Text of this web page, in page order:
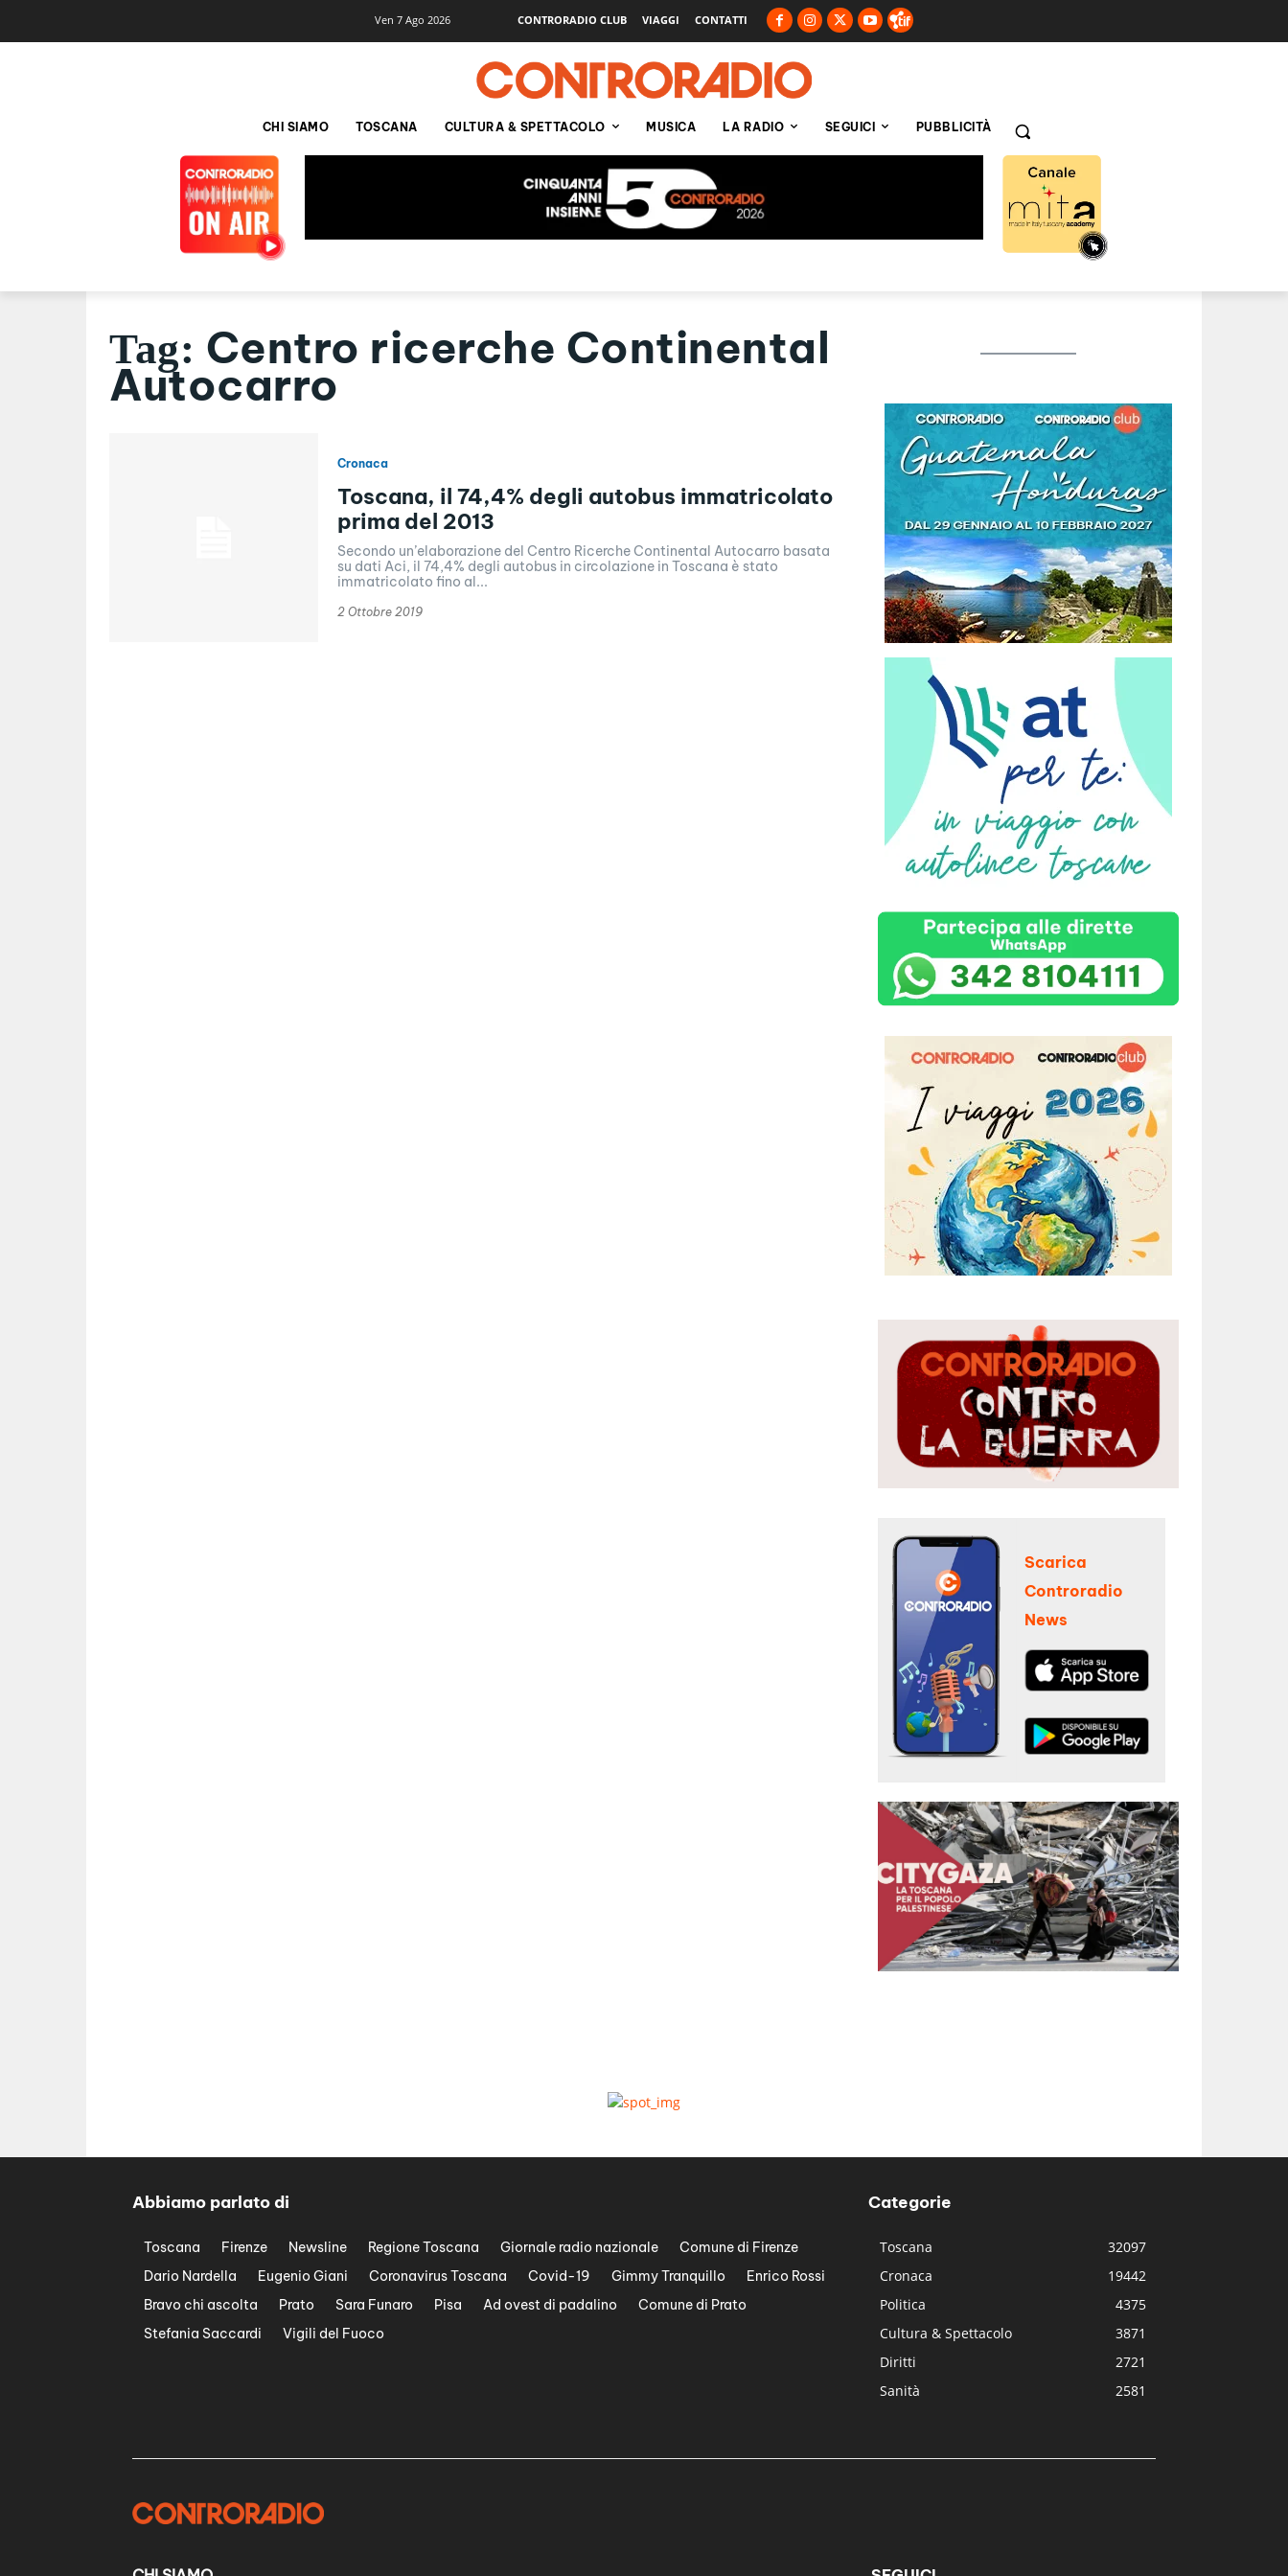
Ven 7 Ago 2026 CONTRORADIO CLUB VIAGGI CONTATTI
CHI SIAMO TOSCANA CULTURA & SPETTACOLO MUSICA LA RADIO SEGUICI PUBBLICITÀ
Tag: Centro ricerche Continental
Autocarro
Cronaca
Toscana, il 74,4% degli autobus immatricolato
prima del 2013
Secondo un’elaborazione del Centro Ricerche Continental Autocarro basata
su dati Aci, il 74,4% degli autobus in circolazione in Toscana è stato
immatricolato fino al...
2 Ottobre 2019
Scarica
Controradio
News
Abbiamo parlato di
Toscana Firenze Newsline Regione Toscana Giornale radio nazionale
Comune di Firenze
Dario Nardella
Eugenio Giani Coronavirus Toscana Covid-19 Gimmy Tranquillo
Enrico Rossi
Bravo chi ascolta
Prato Sara Funaro Pisa Ad ovest di padalino
Comune di Prato
Stefania Saccardi
Vigili del Fuoco
Categorie
Toscana
32097
Cronaca
19442
Politica
4375
Cultura & Spettacolo
3871
Diritti
2721
Sanità
2581